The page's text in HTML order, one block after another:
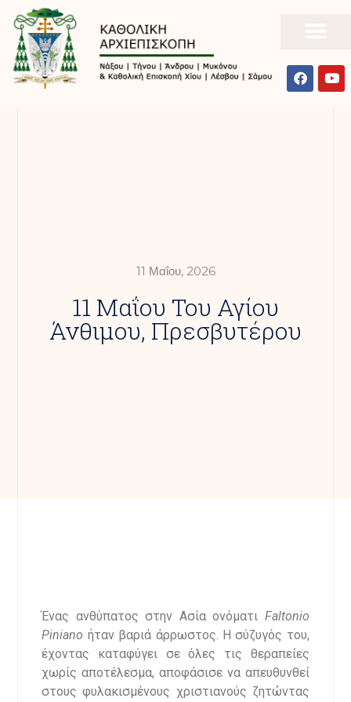
11 Μαΐου, 2026
11 Μαΐου Του Αγίου
Άνθιμου, Πρεσβυτέρου
Ένας ανθύπατος στην Ασία ονόματι Faltonio
Piniano ήταν βαριά άρρωστος. Η σύζυγός του,
έχοντας καταφύγει σε όλες τις θεραπείες
χωρίς αποτέλεσμα, αποφάσισε να απευθυνθεί
στους φυλακισμένους χριστιανούς ζητώντας